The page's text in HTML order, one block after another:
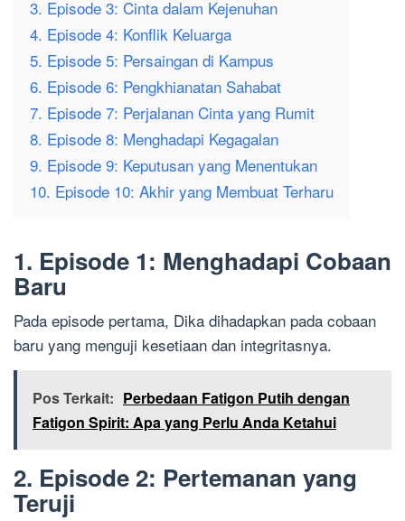
3. Episode 3: Cinta dalam Kejenuhan
4. Episode 4: Konflik Keluarga
5. Episode 5: Persaingan di Kampus
6. Episode 6: Pengkhianatan Sahabat
7. Episode 7: Perjalanan Cinta yang Rumit
8. Episode 8: Menghadapi Kegagalan
9. Episode 9: Keputusan yang Menentukan
10. Episode 10: Akhir yang Membuat Terharu
1. Episode 1: Menghadapi Cobaan
Baru
Pada episode pertama, Dika dihadapkan pada cobaan
baru yang menguji kesetiaan dan integritasnya.
Pos Terkait: Perbedaan Fatigon Putih dengan
Fatigon Spirit: Apa yang Perlu Anda Ketahui
2. Episode 2: Pertemanan yang
Teruji